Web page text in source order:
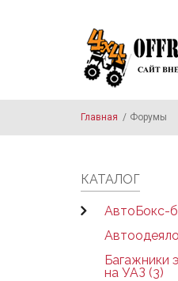
Главная / Форумы
КАТАЛОГ
АвтоБокс-
Багажники
на УАЗ (3)